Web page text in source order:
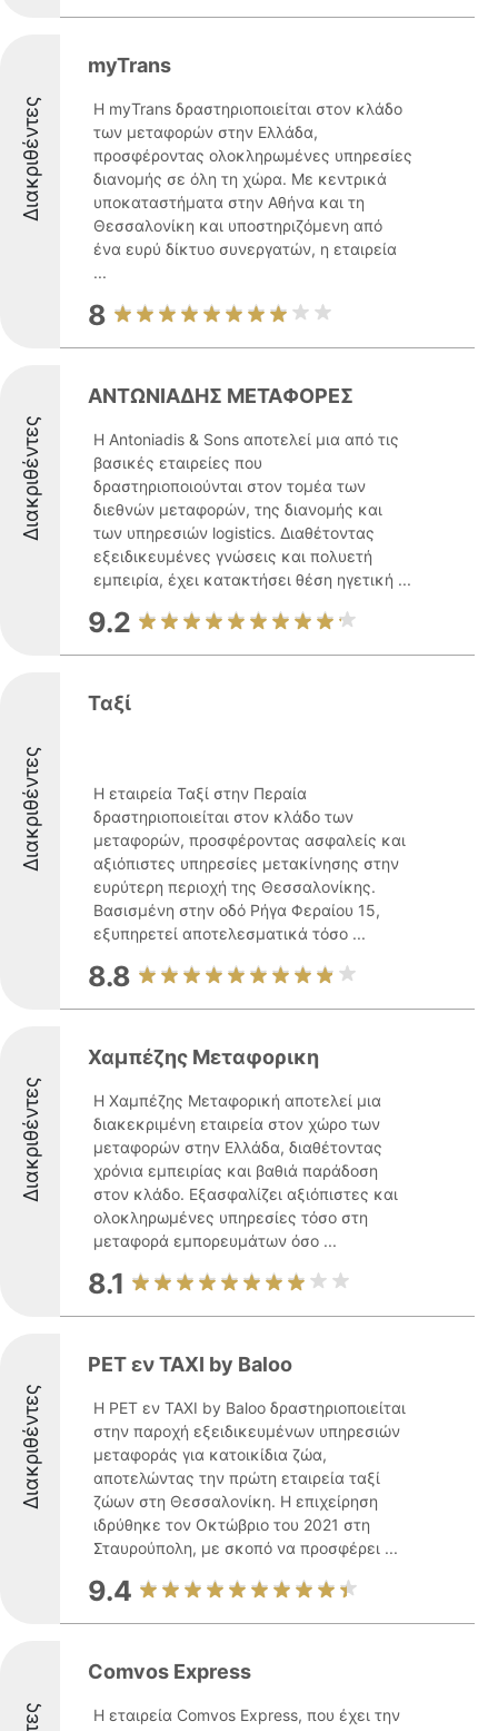
Διακριθέντες
myTrans
Η myTrans δραστηριοποιείται στον κλάδο
των μεταφορών στην Ελλάδα,
προσφέροντας ολοκληρωμένες υπηρεσίες
διανομής σε όλη τη χώρα. Με κεντρικά
υποκαταστήματα στην Αθήνα και τη
Θεσσαλονίκη και υποστηριζόμενη από
ένα ευρύ δίκτυο συνεργατών, η εταιρεία
...
8
Διακριθέντες
ΑΝΤΩΝΙΑΔΗΣ ΜΕΤΑΦΟΡΕΣ
Η Antoniadis & Sons αποτελεί μια από τις
βασικές εταιρείες που
δραστηριοποιούνται στον τομέα των
διεθνών μεταφορών, της διανομής και
των υπηρεσιών logistics. Διαθέτοντας
εξειδικευμένες γνώσεις και πολυετή
εμπειρία, έχει κατακτήσει θέση ηγετική ...
9.2
Διακριθέντες
Ταξί
Η εταιρεία Ταξί στην Περαία
δραστηριοποιείται στον κλάδο των
μεταφορών, προσφέροντας ασφαλείς και
αξιόπιστες υπηρεσίες μετακίνησης στην
ευρύτερη περιοχή της Θεσσαλονίκης.
Βασισμένη στην οδό Ρήγα Φεραίου 15,
εξυπηρετεί αποτελεσματικά τόσο ...
8.8
Διακριθέντες
Χαμπέζης Μεταφορικη
Η Χαμπέζης Μεταφορική αποτελεί μια
διακεκριμένη εταιρεία στον χώρο των
μεταφορών στην Ελλάδα, διαθέτοντας
χρόνια εμπειρίας και βαθιά παράδοση
στον κλάδο. Εξασφαλίζει αξιόπιστες και
ολοκληρωμένες υπηρεσίες τόσο στη
μεταφορά εμπορευμάτων όσο ...
8.1
Διακριθέντες
PET εν TAXI by Baloo
Η PET εν TAXI by Baloo δραστηριοποιείται
στην παροχή εξειδικευμένων υπηρεσιών
μεταφοράς για κατοικίδια ζώα,
αποτελώντας την πρώτη εταιρεία ταξί
ζώων στη Θεσσαλονίκη. Η επιχείρηση
ιδρύθηκε τον Οκτώβριο του 2021 στη
Σταυρούπολη, με σκοπό να προσφέρει ...
9.4
Comvos Express
Η εταιρεία Comvos Express, που έχει την